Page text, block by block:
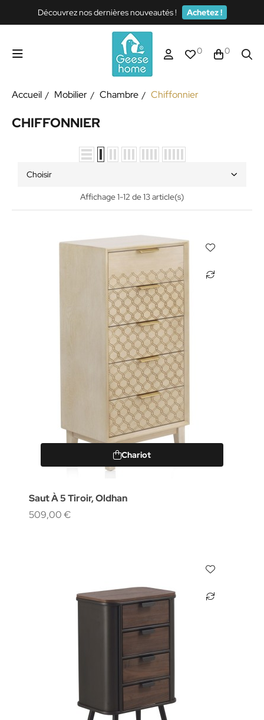
Découvrez nos dernières nouveautés ! Achetez !
0 0
Accueil Mobilier Chambre Chiffonnier
CHIFFONNIER
Choisir
Affichage 1-12 de 13 article(s)
Chariot
Saut À 5 Tiroir, Oldhan
509,00 €